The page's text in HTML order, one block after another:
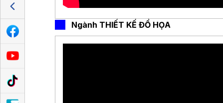
Ngành THIẾT KẾ ĐỒ HỌA